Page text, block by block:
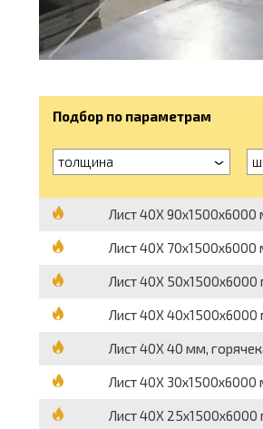
Подбор по параметрам
толщина
Лист 40Х 90х1500х6000
Лист 40Х 70х1500х6000
Лист 40Х 50х1500х6000
Лист 40Х 40х1500х6000
Лист 40Х 40 мм,
Лист 40Х 30х1500х6000
Лист 40Х 25х1500х6000